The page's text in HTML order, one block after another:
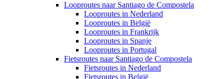
Looproutes naar Santiago de Compostela
Looproutes in Nederland
Looproutes in België
Looproutes in Frankrijk
Looproutes in Spanje
Looproutes in Portugal
Fietsroutes naar Santiago de Compostela
Fietsroutes in Nederland
Fietsroutes in België